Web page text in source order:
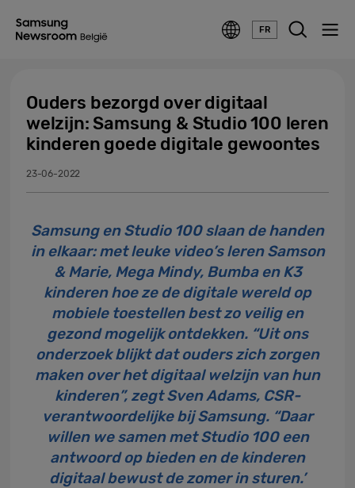
FR
Ouders bezorgd over digitaal
welzijn: Samsung & Studio 100 leren
kinderen goede digitale gewoontes
23-06-2022
Samsung en Studio 100 slaan de handen
in elkaar: met leuke video’s leren Samson
& Marie, Mega Mindy, Bumba en K3
kinderen hoe ze de digitale wereld op
mobiele toestellen best zo veilig en
gezond mogelijk ontdekken. “Uit ons
onderzoek blijkt dat ouders zich zorgen
maken over het digitaal welzijn van hun
kinderen”, zegt Sven Adams, CSR-
verantwoordelijke bij Samsung. “Daar
willen we samen met Studio 100 een
antwoord op bieden en de kinderen
digitaal bewust de zomer in sturen.’